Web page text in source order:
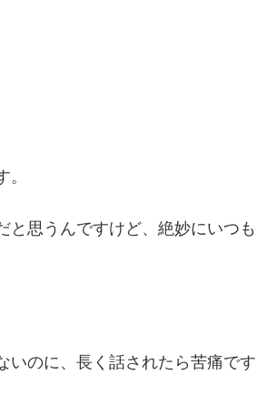
思うんですけど、絶妙にいつも
いのに、長く話されたら苦痛です